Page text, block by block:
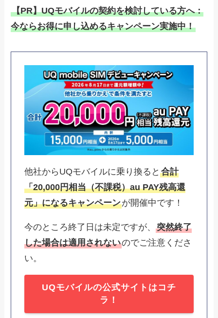
【PR】UQモバイルの契約を検討している方へ：
今ならお得に申し込めるキャンペーン実施中！
他社からUQモバイルに乗り換ると合計
「20,000円相当（不課税）au PAY残高還
元」になるキャンペーンが開催中です！
今のところ終了日は未定ですが、突然終了
した場合は適用されないのでご注意くださ
い。
UQモバイルの公式サイトはコチ
ラ！